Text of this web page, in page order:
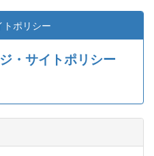
ポリシー
・サイトポリシー